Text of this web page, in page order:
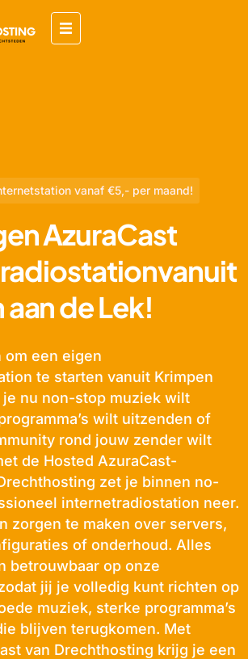
vanaf €5,- per maand!
AzuraCast
de Lek!
om een eigen
te starten vanuit Krimpen
je nu non-stop muziek wilt
wilt uitzenden of
rond jouw zender wilt
de Hosted AzuraCast-
zet je binnen no-
internetradiostation neer.
zorgen te maken over servers,
of onderhoud. Alles
betrouwbaar op onze
jij je volledig kunt richten op
muziek, sterke programma’s
blijven terugkomen. Met
van Drechthosting krijg je een